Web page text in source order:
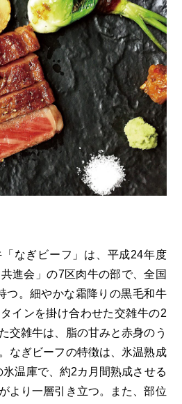
ージー 瀬戸田レモン
山ショコラ
コラクッキーズ
おいしいシリーズ
レ ふわり～ぬ
の果実 チューハイ
第15回 未来へつなぐ人
第13回 せとうちの海を育む山々
第11回 せとうち
物 第9回 岡山・備後のうめぇもん
第7回 美作市/西粟倉村/奈義町/勝央町
市 第5回 津山市/鏡野町/吉備中央町/久米南町/美咲町
第3回 尾道市/福山市/笠岡市/府中市
ふるさとあっ晴れ認定とは デジタルカタログ
TRAIN
Malle de Bois
地酒列車
ーライフ列車
活動内容
なぎビーフ」は、平成24年度
進会」の7区肉牛の部で、全国
つ。細やかな霜降りの黒毛和牛
インを掛け合わせた交雑牛の2
交雑牛は、脂の甘みと赤身のう
なぎビーフの特徴は、氷温熟成
温庫で、約2カ月間熟成させる
より一層引き立つ。また、部位